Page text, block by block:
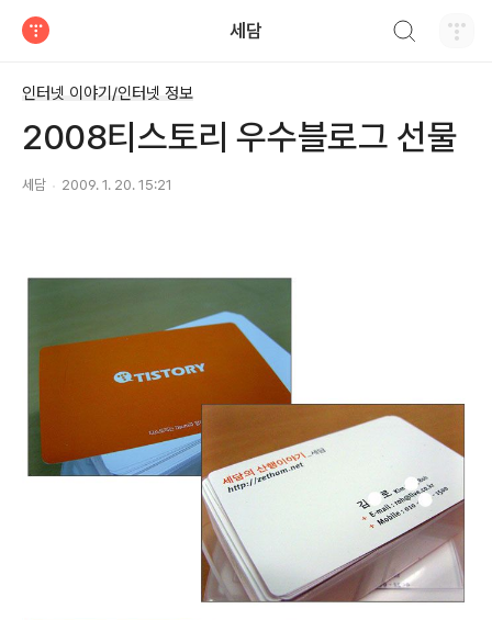
세담
인터넷 이야기/인터넷 정보
2008티스토리 우수블로그 선물
세담 2009. 1. 20. 15:21